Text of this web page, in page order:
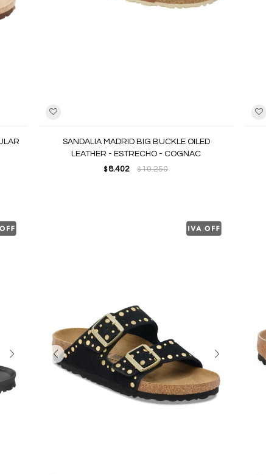
SANDALIA MADRID BIG BUCKLE OILED
LEATHER - ESTRECHO - COGNAC
$ 8.402 $10.250